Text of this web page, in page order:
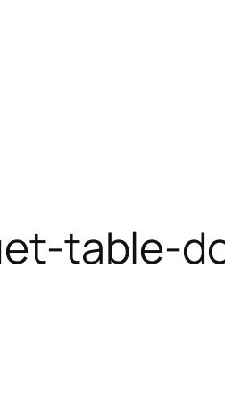
table-